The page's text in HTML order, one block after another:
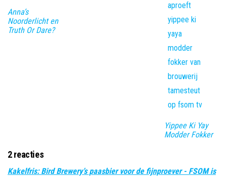
Anna’s
Noorderlicht en
Truth Or Dare?
Yippee Ki Yay
Modder Fokker
2 reacties
Kakelfris: Bird Brewery’s paasbier voor de fijnproever - FSOM is